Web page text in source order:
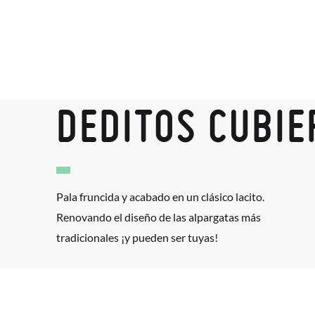
DEDITOS
Pala fruncida y acabado en un clásico lacito.
Renovando el diseño de las alpargatas más
tradicionales ¡y pueden ser tuyas!